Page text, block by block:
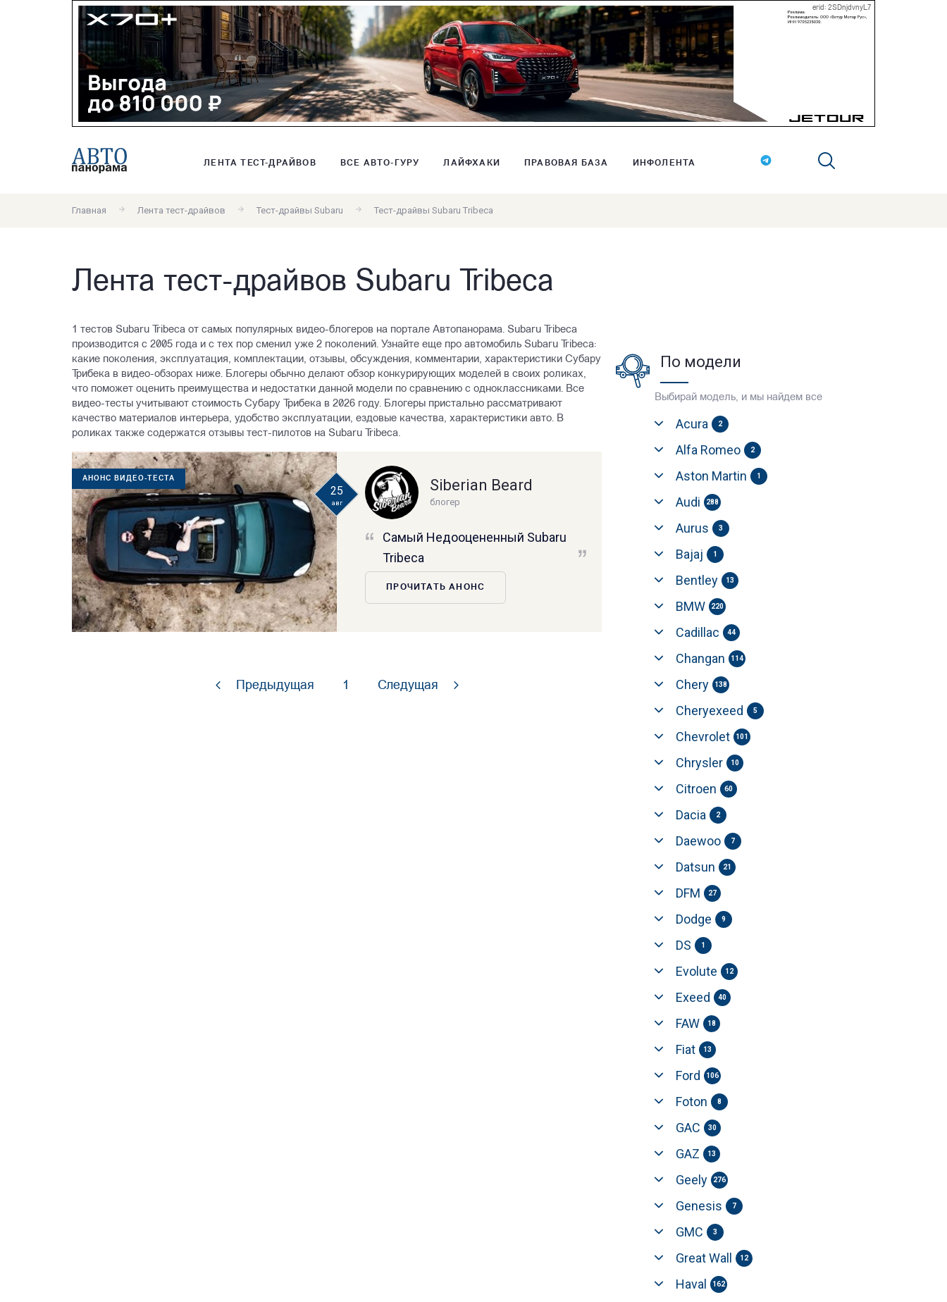
erid: 2SDnjdvnyL7
ЛЕНТА ТЕСТ-ДРАЙВОВ ВСЕ АВТО-ГУРУ ЛАЙФХАКИ ПРАВОВАЯ БАЗА ИНФОЛЕНТА
Главная Лента тест-драйвов Тест-драйвы Subaru Тест-драйвы Subaru Tribeca
Лента тест-драйвов Subaru Tribeca
1 тестов Subaru Tribeca от самых популярных видео-блогеров на портале Автопанорама. Subaru Tribeca
производится с 2005 года и с тех пор сменил уже 2 поколений. Узнайте еще про автомобиль Subaru Tribeca:
какие поколения, эксплуатация, комплектации, отзывы, обсуждения, комментарии, характеристики Субару
Трибека в видео-обзорах ниже. Блогеры обычно делают обзор конкурирующих моделей в своих роликах,
что поможет оценить преимущества и недостатки данной модели по сравнению с одноклассниками. Все
видео-тесты учитывают стоимость Субару Трибека в 2026 году. Блогеры пристально рассматривают
качество материалов интерьера, удобство эксплуатации, ездовые качества, характеристики авто. В
роликах также содержатся отзывы тест-пилотов на Subaru Tribeca.
АНОНС ВИДЕО-ТЕСТА
25
авг
Siberian Beard
блогер
Самый Недооцененный Subaru
Tribeca
ПРОЧИТАТЬ АНОНС
Предыдущая 1 Следущая
По модели
Выбирай модель, и мы найдем все
Acura 2
Alfa Romeo 2
Aston Martin 1
Audi 288
Aurus 3
Bajaj 1
Bentley 13
BMW 220
Cadillac 44
Changan 114
Chery 138
Cheryexeed 5
Chevrolet 101
Chrysler 10
Citroen 60
Dacia 2
Daewoo 7
Datsun 21
DFM 27
Dodge 9
DS 1
Evolute 12
Exeed 40
FAW 18
Fiat 13
Ford 106
Foton 8
GAC 30
GAZ 13
Geely 276
Genesis 7
GMC 3
Great Wall 12
Haval 162